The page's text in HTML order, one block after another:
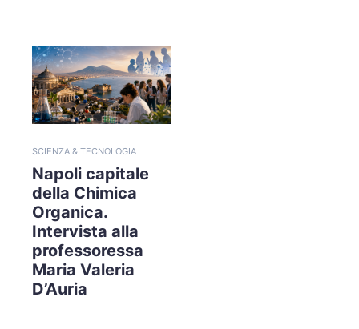
SCIENZA & TECNOLOGIA
Napoli capitale
della Chimica
Organica.
Intervista alla
professoressa
Maria Valeria
D’Auria